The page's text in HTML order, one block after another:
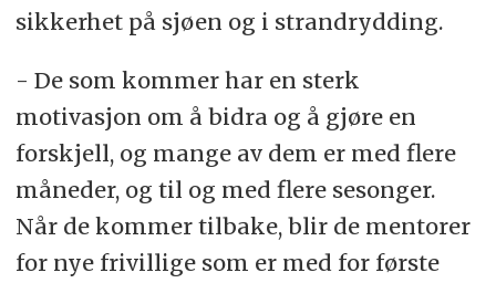
sikkerhet på sjøen og i strandrydding.
- De som kommer har en sterk
motivasjon om å bidra og å gjøre en
forskjell, og mange av dem er med flere
måneder, og til og med flere sesonger.
Når de kommer tilbake, blir de mentorer
for nye frivillige som er med for første